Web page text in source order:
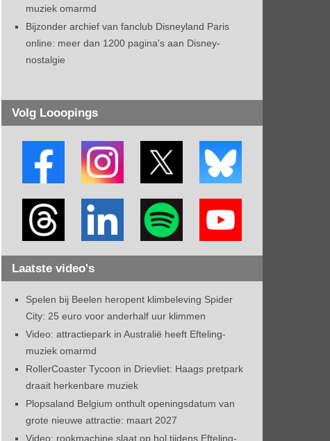
muziek omarmd
Bijzonder archief van fanclub Disneyland Paris
online: meer dan 1200 pagina's aan Disney-
nostalgie
Volg Looopings
Laatste video's
Spelen bij Beelen heropent klimbeleving Spider
City: 25 euro voor anderhalf uur klimmen
Video: attractiepark in Australië heeft Efteling-
muziek omarmd
RollerCoaster Tycoon in Drievliet: Haags pretpark
draait herkenbare muziek
Plopsaland Belgium onthult openingsdatum van
grote nieuwe attractie: maart 2027
Video: rookmachine slaat op hol tijdens Efteling-